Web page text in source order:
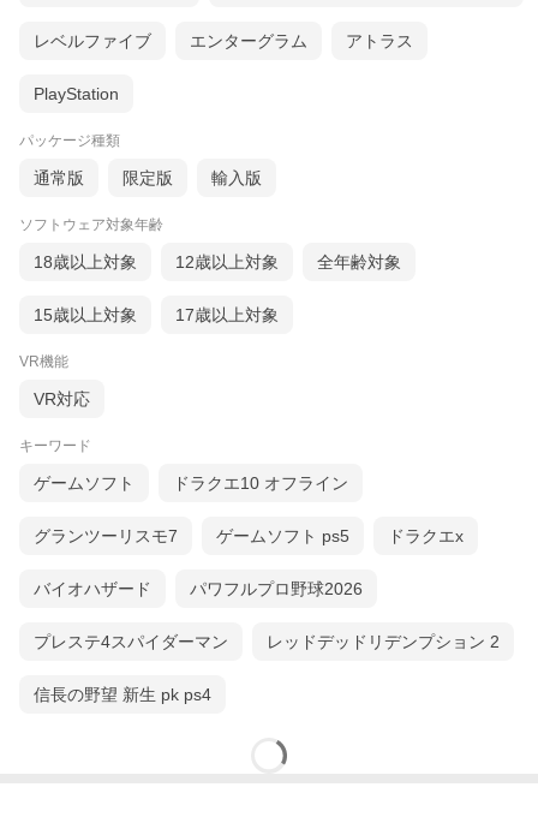
レベルファイブ エンターグラム アトラス
PlayStation
パッケージ種類
通常版 限定版 輸入版
ソフトウェア対象年齢
18歳以上対象 12歳以上対象 全年齢対象
15歳以上対象 17歳以上対象
VR機能
VR対応
キーワード
ゲームソフト ドラクエ10 オフライン
グランツーリスモ7 ゲームソフト ps5 ドラクエx
バイオハザード パワフルプロ野球2026
プレステ4スパイダーマン レッドデッドリデンプション 2
信長の野望 新生 pk ps4